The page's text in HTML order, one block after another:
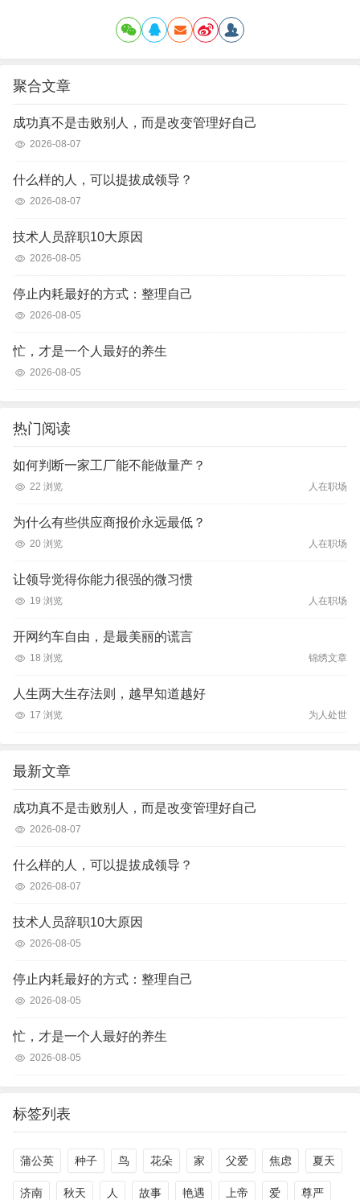
聚合文章
成功真不是击败别人，而是改变管理好自己
2026-08-07
什么样的人，可以提拔成领导？
2026-08-07
技术人员辞职10大原因
2026-08-05
停止内耗最好的方式：整理自己
2026-08-05
忙，才是一个人最好的养生
2026-08-05
热门阅读
如何判断一家工厂能不能做量产？
22 浏览 人在职场
为什么有些供应商报价永远最低？
20 浏览 人在职场
让领导觉得你能力很强的微习惯
19 浏览 人在职场
开网约车自由，是最美丽的谎言
18 浏览 锦绣文章
人生两大生存法则，越早知道越好
17 浏览 为人处世
最新文章
成功真不是击败别人，而是改变管理好自己
2026-08-07
什么样的人，可以提拔成领导？
2026-08-07
技术人员辞职10大原因
2026-08-05
停止内耗最好的方式：整理自己
2026-08-05
忙，才是一个人最好的养生
2026-08-05
标签列表
蒲公英 种子 鸟 花朵 家 父爱 焦虑 夏天
济南 秋天 人 故事 艳遇 上帝 爱 尊严